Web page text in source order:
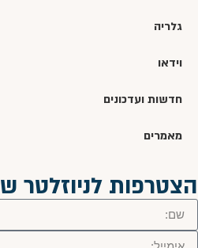
גלריה
וידאו
חדשות ועדכונים
מאמרים
הצטרפות לניוזלטר